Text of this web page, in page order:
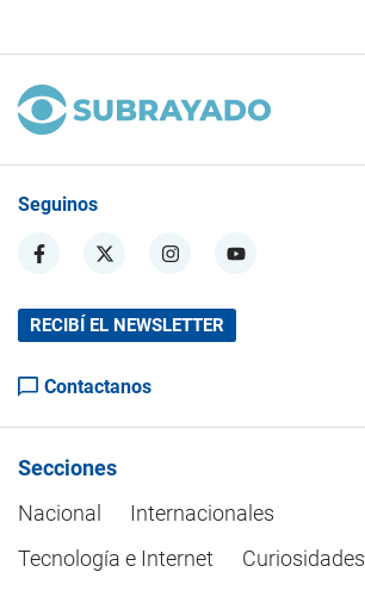
Seguinos
RECIBÍ EL NEWSLETTER
Contactanos
Secciones
Nacional
Internacionales
Tecnología e Internet
Curiosidades